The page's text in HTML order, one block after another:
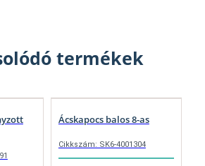
termékek
Ácskapocs balos 8-as
Cikkszám: SK6-4001304